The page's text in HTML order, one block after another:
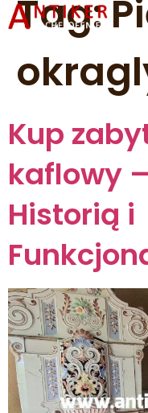
Tag:
Kup
kaflowy
Historią i